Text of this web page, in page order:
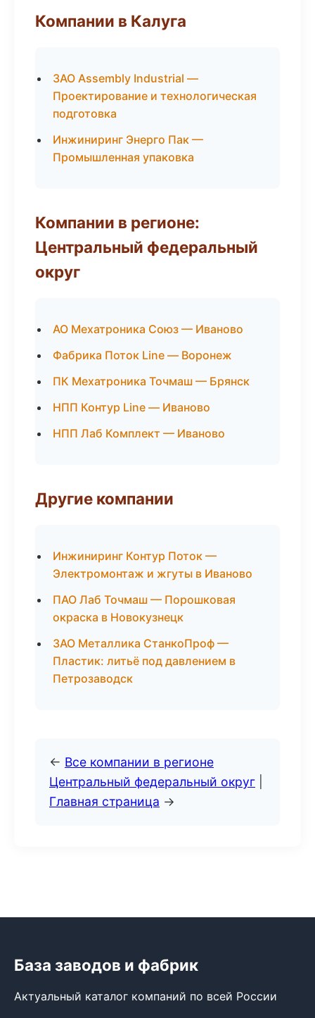
Компании в Калуга
ЗАО Assembly Industrial —
Проектирование и технологическая
подготовка
Инжиниринг Энерго Пак —
Промышленная упаковка
Компании в регионе:
Центральный федеральный
округ
АО Мехатроника Союз — Иваново
Фабрика Поток Line — Воронеж
ПК Мехатроника Точмаш — Брянск
НПП Контур Line — Иваново
НПП Лаб Комплект — Иваново
Другие компании
Инжиниринг Контур Поток —
Электромонтаж и жгуты в Иваново
ПАО Лаб Точмаш — Порошковая
окраска в Новокузнецк
ЗАО Металлика СтанкоПроф —
Пластик: литьё под давлением в
Петрозаводск
← Все компании в регионе
Центральный федеральный округ
Главная страница →
База заводов и фабрик
Актуальный каталог компаний по всей России